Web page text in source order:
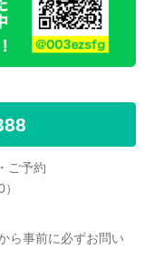
ご予約
ら事前に必ずお問い